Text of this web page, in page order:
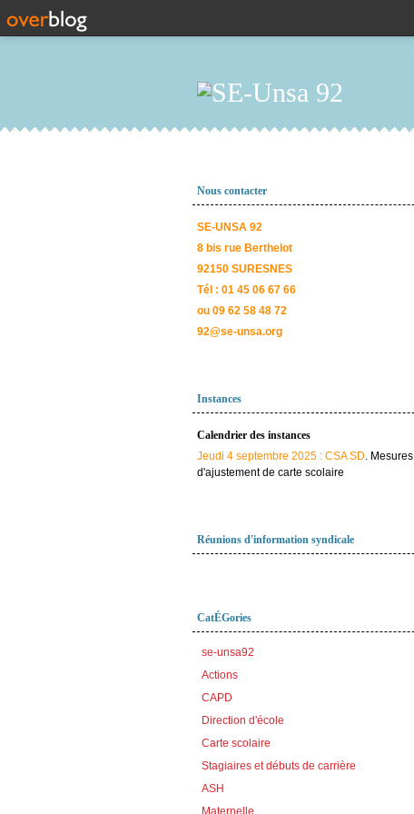
Nous contacter
SE-UNSA 92
8 bis rue Berthelot
92150 SURESNES
Tél : 01 45 06 67 66
ou 09 62 58 48 72
92@se-unsa.org
Instances
Calendrier des instances
Jeudi 4 septembre 2025 : CSA SD. Mesures
d'ajustement de carte scolaire
Réunions d'information syndicale
CatÉGories
se-unsa92
Actions
CAPD
Direction d'école
Carte scolaire
Stagiaires et débuts de carrière
ASH
Maternelle